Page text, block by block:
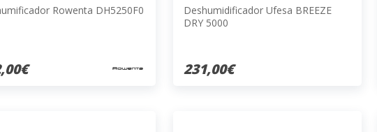
Rowenta DH5250F0
Deshumidificador Ufesa BREEZE
DRY 5000
231,00€